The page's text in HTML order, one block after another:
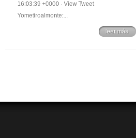
16:03:39 +0000 · View Tweet
Yometiroalmonte:...
leer más